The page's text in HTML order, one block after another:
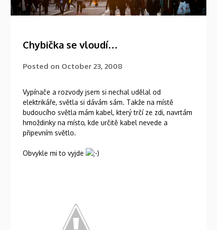
Chybička se vloudí…
Posted on October 23, 2008
Vypínače a rozvody jsem si nechal udělal od
elektrikáře, světla si dávám sám. Takže na místě
budoucího světla mám kabel, který trčí ze zdi, navrtám
hmoždinky na místo, kde určitě kabel nevede a
připevním světlo.
Obvykle mi to vyjde